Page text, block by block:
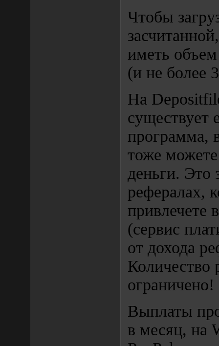
Чтобы
иметь
(и не более
На
существует
программа,
тоже можете
деньги. Это
рефералах,
привлечете
(сервис
от дохода
Количество
ограничено!
Выплаты
в месяц, на